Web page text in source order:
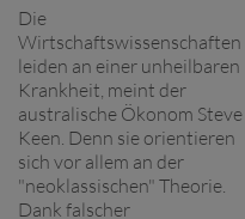
Die
Wirtschaftswissenschaften
leiden an einer unheilbaren
Krankheit, meint der
australische Ökonom Steve
Keen. Denn sie orientieren
sich vor allem an der
"neoklassischen" Theorie.
Dank falscher